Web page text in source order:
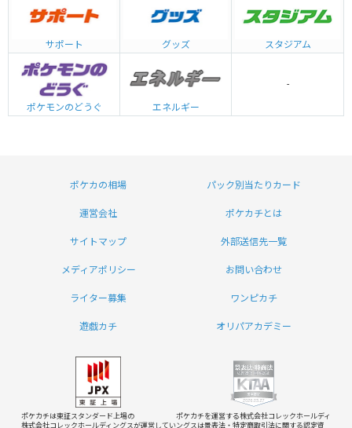
サポート グッズ スタジアム
ポケモンのどうぐ エネルギー
-
ポケカの相場 パック別当たりカード
運営会社 ポケカチとは
サイトマップ 外部送信先一覧
メディアポリシー お問い合わせ
ライター募集 ワンピカチ
遊戯カチ オリパアカデミー
ポケカチは東証スタンダード上場の
株式会社コレックホールディングスが運営してい
ポケカチを運営する株式会社コレックホールディ
ングスは景表法・特定商取引法に関する認定資